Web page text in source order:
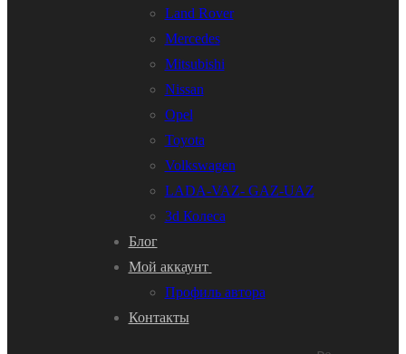
Land Rover
Mercedes
Mitsubishi
Nissan
Opel
Toyota
Volkswagen
LADA-VAZ- GAZ-UAZ
3d Колеса
Блог
Мой аккаунт
Профиль автора
Контакты